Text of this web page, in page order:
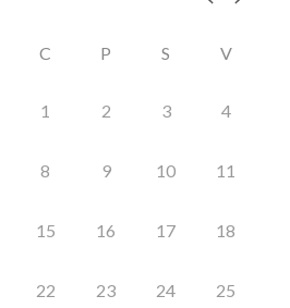
C P S V
1 2 3 4
8 9 10 11
15 16 17 18
22 23 24 25